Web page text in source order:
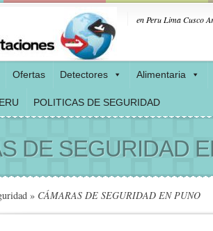
en Peru Lima Cusco
Ofertas Detectores Alimentaria
POLITICAS DE SEGURIDAD
DE SEGURIDAD
» CÁMARAS DE SEGURIDAD EN PUNO